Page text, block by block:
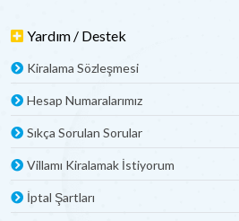
Yardım / Destek
Kiralama Sözleşmesi
Hesap Numaralarımız
Sıkça Sorulan Sorular
Villamı Kiralamak İstiyorum
İptal Şartları